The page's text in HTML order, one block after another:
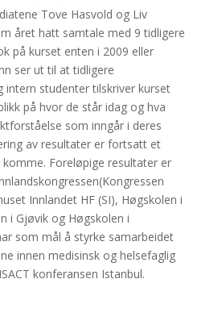
Tove Hasvold og Liv
året hatt samtale med 9 tidligere
på kurset enten i 2009 eller
ser ut til at tidligere
intern studenter tilskriver kurset
på hvor de står idag og hva
som inngår i deres
av resultater er fortsatt et
komme. Foreløpige resultater er
Innlandet HF (SI), Høgskolen i
i Gjøvik og Høgskolen i
som mål å styrke samarbeidet
innen medisinsk og helsefaglig
konferansen Istanbul.